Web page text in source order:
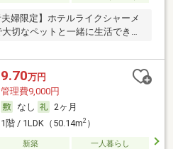
夫婦限定】ホテルライクシャーメ
切なペットと一緒に生活できま
9.70万円
管理費9,000円
なし
2ヶ月
1階 / 1LDK（50.14m2）
新築
一人暮らし